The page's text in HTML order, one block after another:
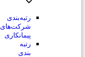
رتبه‌بندی
شرکت‌های
پیمانکاری
رتبه
بندی